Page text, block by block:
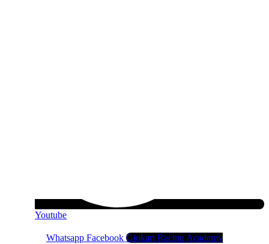
Youtube
Whatsapp Facebook Giokart Racing Academy